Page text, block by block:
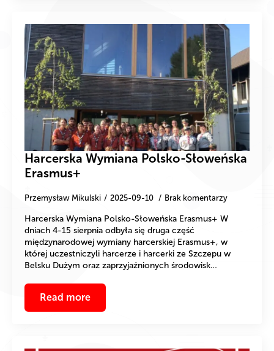
Harcerska Wymiana Polsko-Słoweńska
Erasmus+
Przemysław Mikulski 2025-09-10 Brak komentarzy
Harcerska Wymiana Polsko-Słoweńska Erasmus+ W
dniach 4-15 sierpnia odbyła się druga część
międzynarodowej wymiany harcerskiej Erasmus+, w
której uczestniczyli harcerze i harcerki ze Szczepu w
Belsku Dużym oraz zaprzyjaźnionych środowisk…
Read more